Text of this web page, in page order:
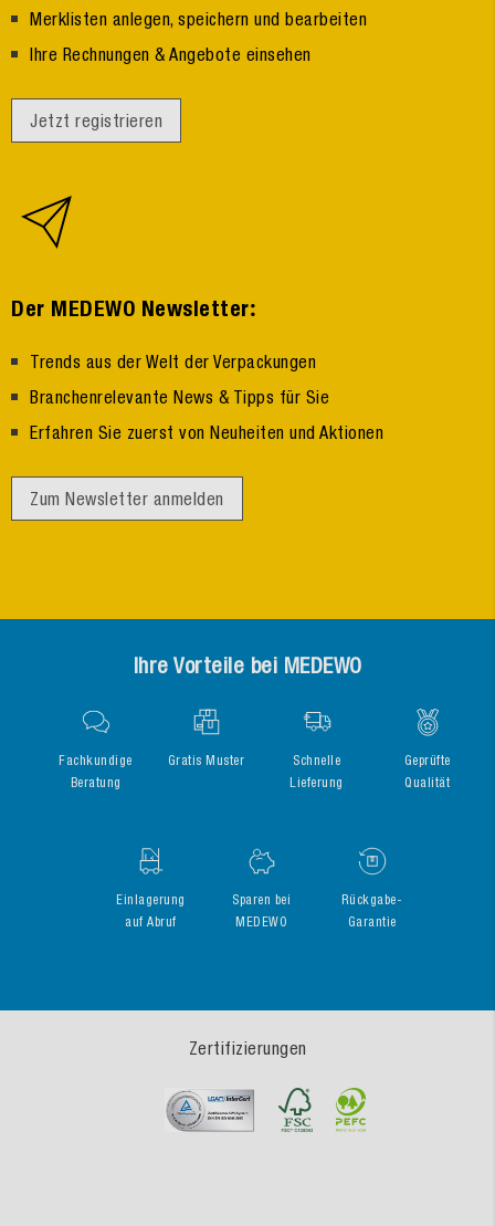
Merklisten anlegen, speichern und bearbeiten
Ihre Rechnungen & Angebote einsehen
Jetzt registrieren
Der MEDEWO Newsletter:
Trends aus der Welt der Verpackungen
Branchenrelevante News & Tipps für Sie
Erfahren Sie zuerst von Neuheiten und Aktionen
Zum Newsletter anmelden
Ihre Vorteile bei MEDEWO
Fachkundige
Beratung
Gratis Muster
Schnelle
Lieferung
Geprüfte
Qualität
Einlagerung
auf Abruf
Sparen bei
MEDEWO
Rückgabe-
Garantie
Zertifizierungen